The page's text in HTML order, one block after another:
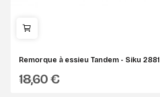
Remorque à essieu Tandem - Siku 2881
SIKU
18,60 €